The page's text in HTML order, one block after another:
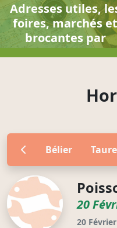
Adresses utiles,
foires, marchés et
brocantes par
localités
Bélier
20
20